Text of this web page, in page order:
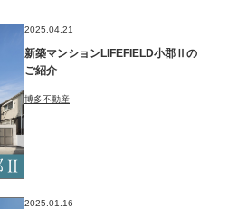
2025.04.21
新築マンションLIFEFIELD小郡Ⅱの
ご紹介
博多不動産
2025.01.16